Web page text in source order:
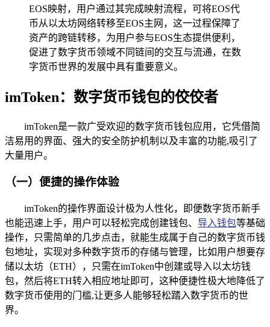
EOS映射，用户通过其完成映射流程，可将EOS代
币从以太坊网络转移至EOS主网，这一过程保障了
资产的跨链转移，为用户参与EOS生态提供便利，
促进了数字货币领域不同链间的交互与流通，在数
字货币世界的发展中具有重要意义。
imToken：数字货币钱包的佼佼者
imToken是一款广受欢迎的数字货币钱包应用，它凭借简
洁易用的界面、强大的安全防护机制以及丰富的功能,吸引了
大量用户。
（一）便捷的操作体验
imToken的操作界面设计极为人性化，即便数字货币新手
也能迅速上手，用户可以轻松完成创建钱包、 导入钱包等基础
操作，只需简单的几步点击，就能生成属于自己的数字货币钱
包地址，实现对多种数字货币的存储与管理，比如用户想要存
储以太坊（ETH），只需在imToken中创建或导入以太坊钱
包，然后将ETH转入相应地址即可，这种便捷性极大地降低了
数字货币使用的门槛,让更多人能够轻松踏入数字货币的世
界。